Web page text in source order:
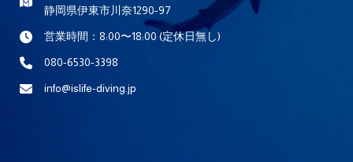
静岡県伊東市川奈1290-97
営業時間：8:00〜18:00 (定休日無し)
080-6530-3398
info@islife-diving.jp